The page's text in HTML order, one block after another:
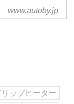
は配線が面倒で
いと設置できな
も給電できるた
がUSBタイプC
う。文:太田...
www.autoby.jp
リップヒーター